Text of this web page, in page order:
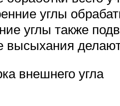
углы
углы также
высыхания
внешнего угла